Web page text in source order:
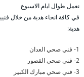
نعمل طوال ايام الاسبوع
في كافة انحاء هدية من خلال
هدية:
1- فني صحي العدان
2- فني صحي القصور
3- فني صحي مبارك الكبير